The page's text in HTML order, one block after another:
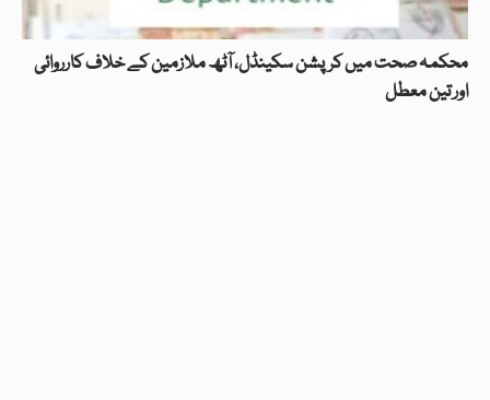
محکمہ صحت میں کرپشن سکینڈل، آٹھ ملازمین کے خلاف کارروائی
اور تین معطل